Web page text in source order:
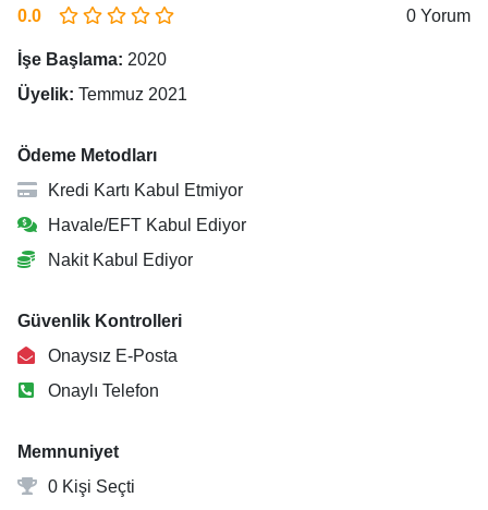
0.0 0 Yorum
İşe Başlama: 2020
Üyelik: Temmuz 2021
Ödeme Metodları
Kredi Kartı Kabul Etmiyor
Havale/EFT Kabul Ediyor
Nakit Kabul Ediyor
Güvenlik Kontrolleri
Onaysız E-Posta
Onaylı Telefon
Memnuniyet
0 Kişi Seçti